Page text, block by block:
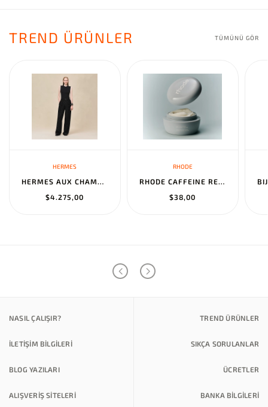
TREND ÜRÜNLER TÜMÜNÜ GÖR
HERMES
HERMES AUX CHAMPS EN FLEURS" PANTS NOIR
$4.275,00
RHODE
RHODE CAFFEINE RESET SCULPTING CREAM MASK
$38,00
NASIL ÇALIŞIR? TREND ÜRÜNLER
İLETİŞİM BİLGİLERİ SIKÇA SORULANLAR
BLOG YAZILARI ÜCRETLER
ALIŞVERİŞ SİTELERİ BANKA BILGILERI